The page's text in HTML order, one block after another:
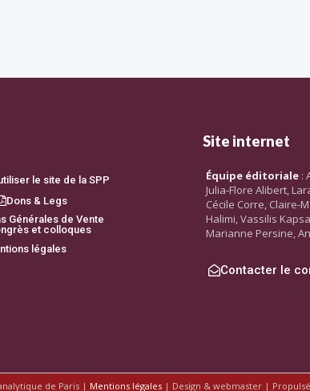
le site de la SPP
Dons & Legs
Générales de Vente
et colloques
légales
Site internet
Équipe éditoriale :
Julia-Flore Alibert,
Cécile Corre, Claire-
Halimi, Vassilis
Marianne Persine,
Contacter le
de Paris | Mentions légales | Design & webmaster |